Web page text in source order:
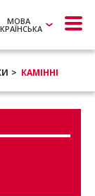
МОВА
КАМІННІ